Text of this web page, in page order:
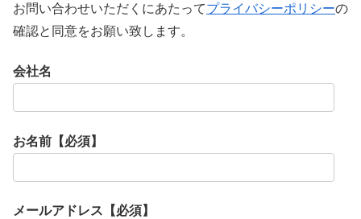
お問い合わせいただくにあたってプライバシーポリシーの
確認と同意をお願い致します。
会社名
お名前【必須】
メールアドレス【必須】